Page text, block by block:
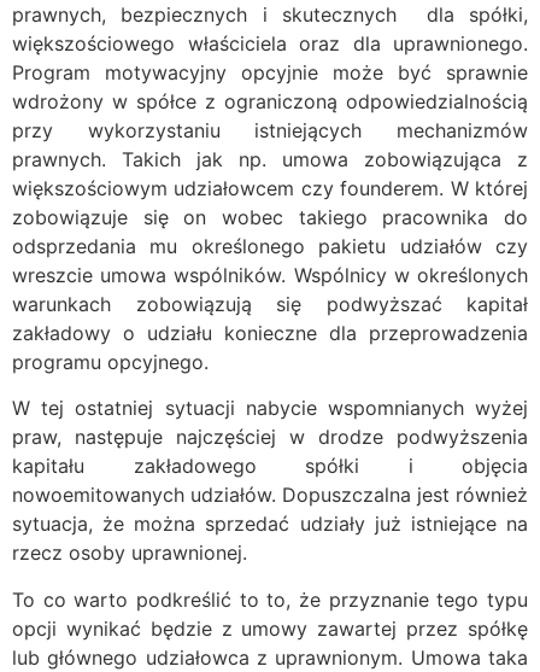
prawnych, bezpiecznych i skutecznych dla spółki,
większościowego właściciela oraz dla uprawnionego.
Program motywacyjny opcyjnie może być sprawnie
wdrożony w spółce z ograniczoną odpowiedzialnością
przy wykorzystaniu istniejących mechanizmów
prawnych. Takich jak np. umowa zobowiązująca z
większościowym udziałowcem czy founderem. W której
zobowiązuje się on wobec takiego pracownika do
odsprzedania mu określonego pakietu udziałów czy
wreszcie umowa wspólników. Wspólnicy w określonych
warunkach zobowiązują się podwyższać kapitał
zakładowy o udziału konieczne dla przeprowadzenia
programu opcyjnego.
W tej ostatniej sytuacji nabycie wspomnianych wyżej
praw, następuje najczęściej w drodze podwyższenia
kapitału zakładowego spółki i objęcia
nowoemitowanych udziałów. Dopuszczalna jest również
sytuacja, że można sprzedać udziały już istniejące na
rzecz osoby uprawnionej.
To co warto podkreślić to to, że przyznanie tego typu
opcji wynikać będzie z umowy zawartej przez spółkę
lub głównego udziałowca z uprawnionym. Umowa taka